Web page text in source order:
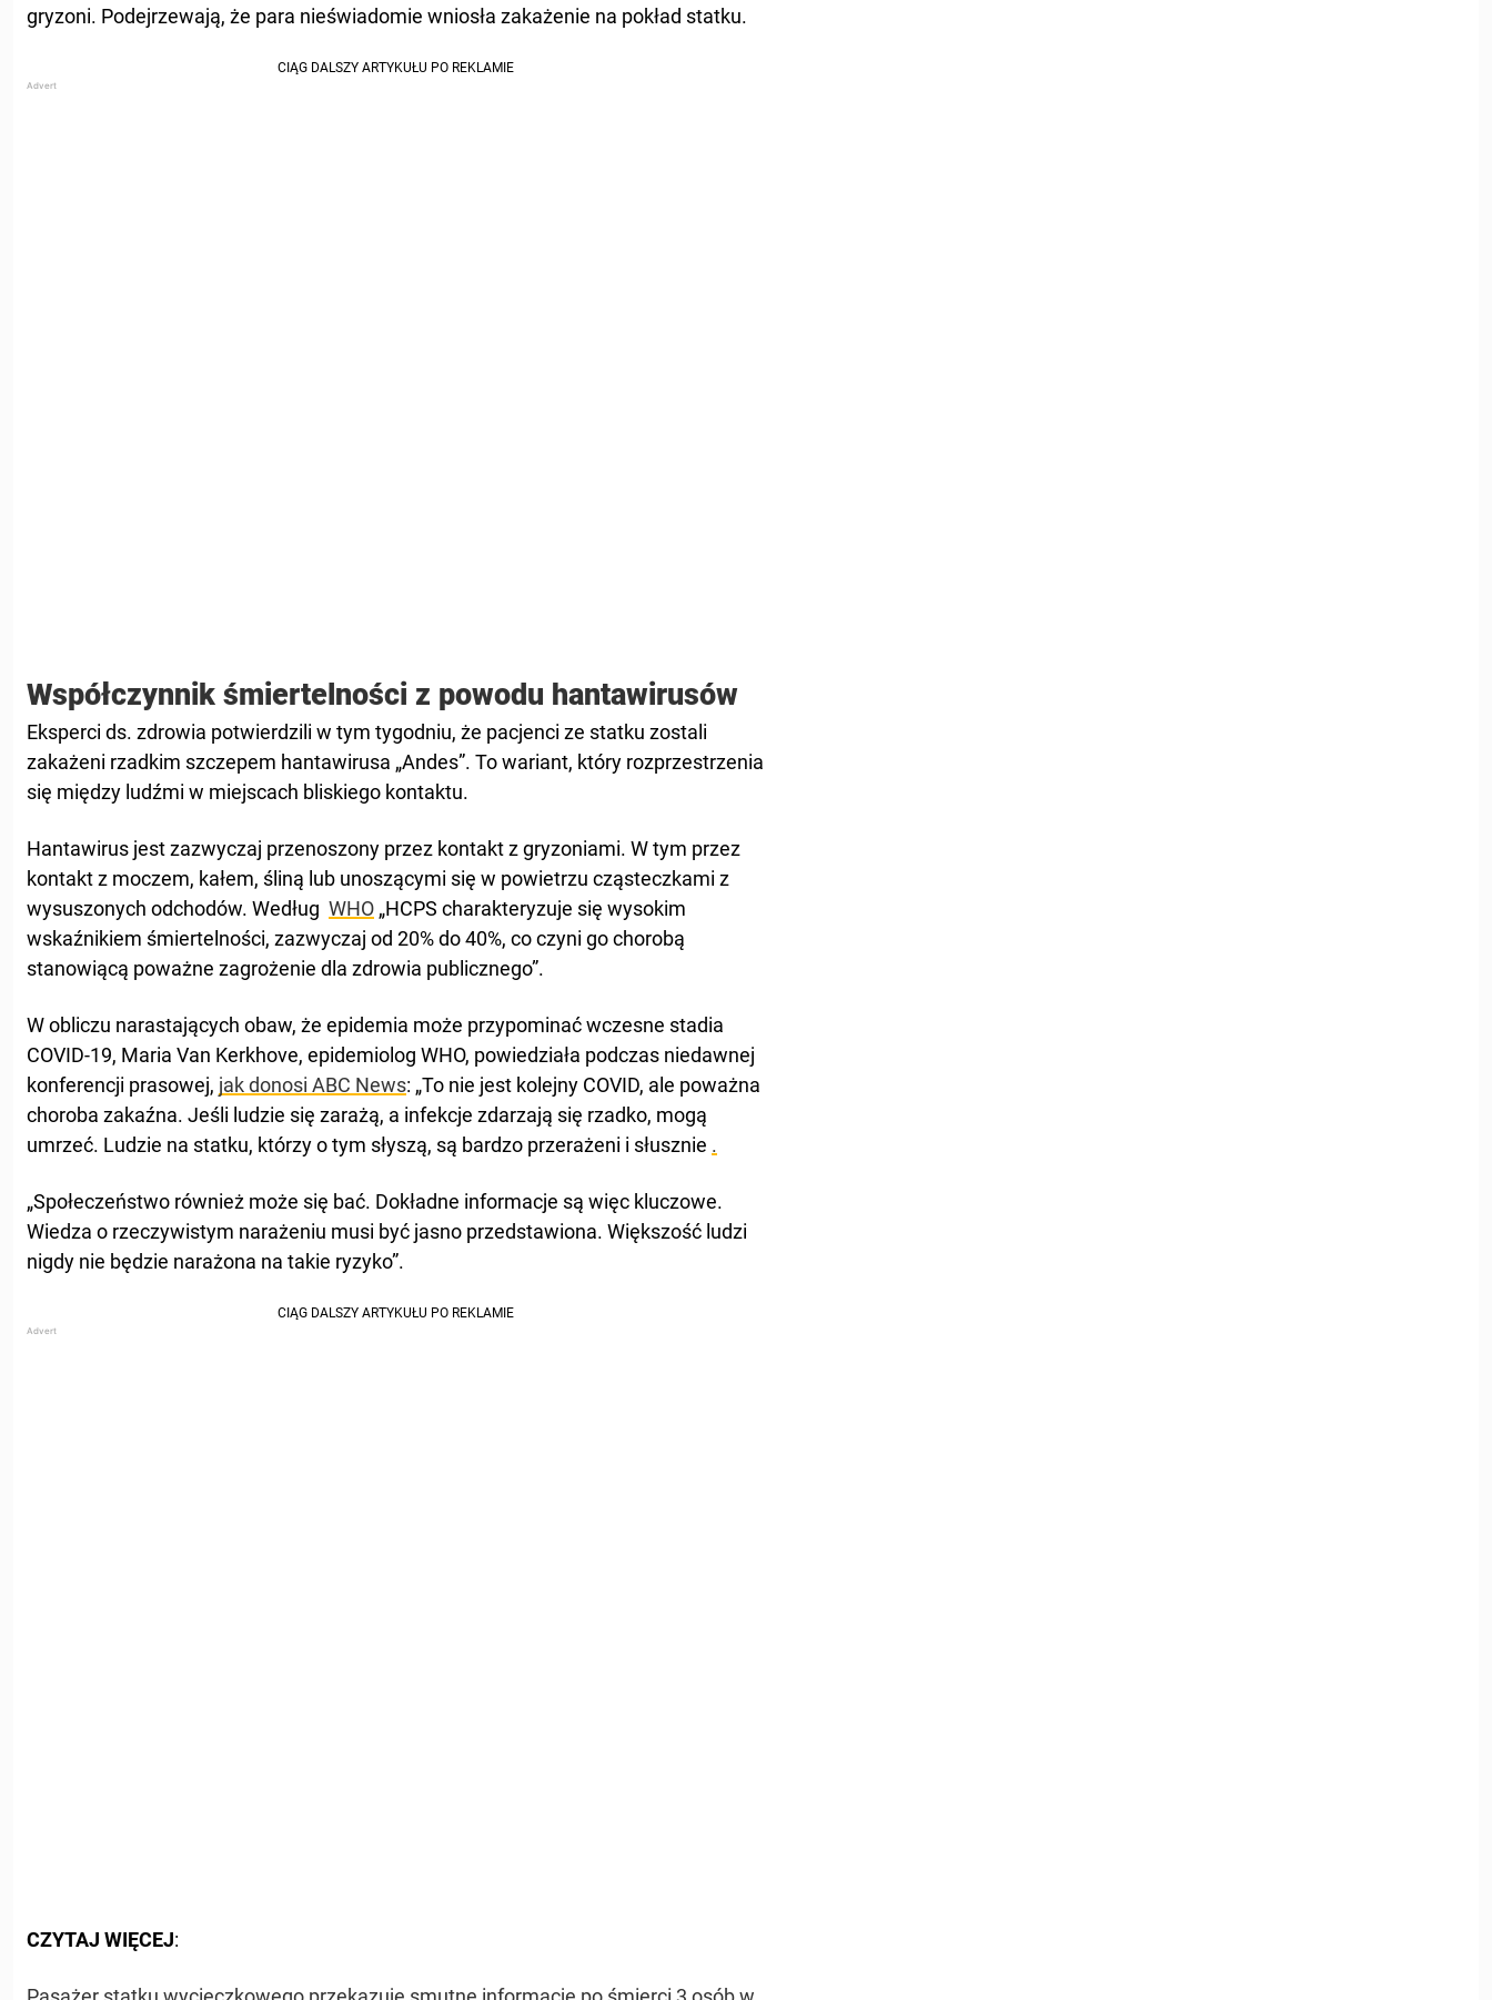
gryzoni. Podejrzewają, że para nieświadomie wniosła zakażenie na pokład statku.
Współczynnik śmiertelności z powodu hantawirusów
Eksperci ds. zdrowia potwierdzili w tym tygodniu, że pacjenci ze statku zostali
zakażeni rzadkim szczepem hantawirusa „Andes”. To wariant, który rozprzestrzenia
się między ludźmi w miejscach bliskiego kontaktu.
Hantawirus jest zazwyczaj przenoszony przez kontakt z gryzoniami. W tym przez
kontakt z moczem, kałem, śliną lub unoszącymi się w powietrzu cząsteczkami z
wysuszonych odchodów. Według WHO „HCPS charakteryzuje się wysokim
wskaźnikiem śmiertelności, zazwyczaj od 20% do 40%, co czyni go chorobą
stanowiącą poważne zagrożenie dla zdrowia publicznego”.
W obliczu narastających obaw, że epidemia może przypominać wczesne stadia
COVID-19, Maria Van Kerkhove, epidemiolog WHO, powiedziała podczas niedawnej
konferencji prasowej, jak donosi ABC News: „To nie jest kolejny COVID, ale poważna
choroba zakaźna. Jeśli ludzie się zarażą, a infekcje zdarzają się rzadko, mogą
umrzeć. Ludzie na statku, którzy o tym słyszą, są bardzo przerażeni i słusznie .
„Społeczeństwo również może się bać. Dokładne informacje są więc kluczowe.
Wiedza o rzeczywistym narażeniu musi być jasno przedstawiona. Większość ludzi
nigdy nie będzie narażona na takie ryzyko”.
CZYTAJ WIĘCEJ: